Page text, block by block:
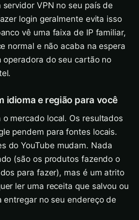
VPN no seu país de
login geralmente evita isso
vê uma faixa de IP familiar,
normal e não acaba na espera
operadora do seu cartão no
idioma e região para você
mercado local. Os resultados
pendem para fontes locais.
do YouTube mudam. Nada
(são os produtos fazendo o
para fazer), mas é um atrito
ler uma receita que salvou ou
entregar no seu endereço de